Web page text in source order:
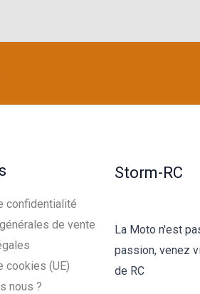
confidentialité
de vente
cookies (UE)
nous ?
Storm-RC
La Moto n'est
passion, venez
de RC